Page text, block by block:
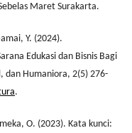
Maret Surakarta.
Y. (2024).
Edukasi dan Bisnis Bagi
dan Humaniora, 2(5) 276-
.
O. (2023). Kata kunci: